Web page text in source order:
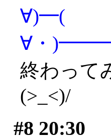
∀)━(
∀・)━━━
終わって
(>_<)/
#8 20:30